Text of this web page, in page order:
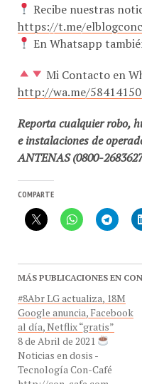
https://t.me/
En Whatsapp
http://wa.me/
e instalaciones de
ANTENAS (0800-
#8Abr LG actualiza, 18M
Google anuncia, Facebook
al día, Netflix “gratis”
8 de Abril de 2021
Noticias en dosis -
Tecnología Con-Café
http://con-cafe.com
En «Nuestro Café»